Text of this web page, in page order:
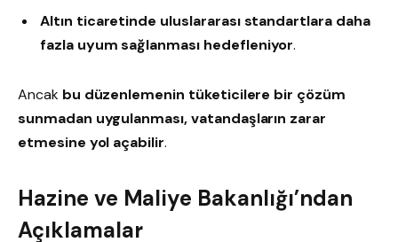
Altın ticaretinde uluslararası standartlara daha
fazla uyum sağlanması hedefleniyor.
Ancak bu düzenlemenin tüketicilere bir çözüm
sunmadan uygulanması, vatandaşların zarar
etmesine yol açabilir.
Hazine ve Maliye Bakanlığı’ndan
Açıklamalar